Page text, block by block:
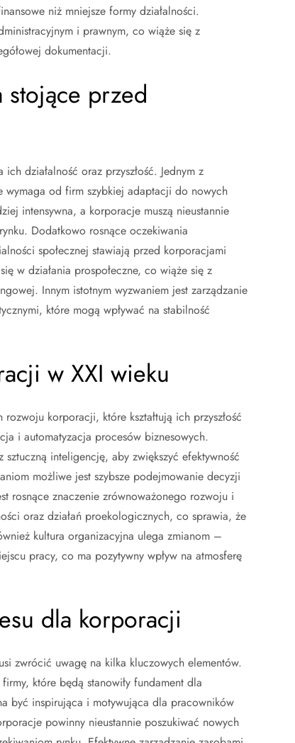
niż mniejsze formy działalności.
i prawnym, co wiąże się z
dokumentacji.
stojące przed
działalność oraz przyszłość. Jednym z
wymaga od firm szybkiej adaptacji do nowych
intensywna, a korporacje muszą nieustannie
Dodatkowo rosnące oczekiwania
społecznej stawiają przed korporacjami
w działania prospołeczne, co wiąże się z
Innym istotnym wyzwaniem jest zarządzanie
które mogą wpływać na stabilność
w XXI wieku
korporacji, które kształtują ich przyszłość
i automatyzacja procesów biznesowych.
inteligencję, aby zwiększyć efektywność
możliwe jest szybsze podejmowanie decyzji
rosnące znaczenie zrównoważonego rozwoju i
oraz działań proekologicznych, co sprawia, że
kultura organizacyjna ulega zmianom –
pracy, co ma pozytywny wpływ na atmosferę
dla korporacji
zwrócić uwagę na kilka kluczowych elementów.
które będą stanowiły fundament dla
być inspirująca i motywująca dla pracowników
powinny nieustannie poszukiwać nowych